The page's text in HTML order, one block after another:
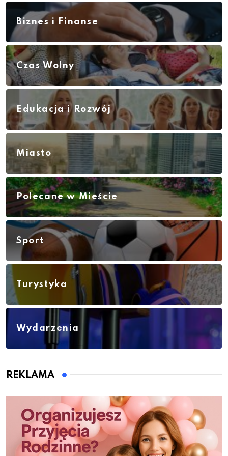
Biznes i Finanse
Czas Wolny
Edukacja i Rozwój
Miasto
Polecane w Mieście
Sport
Turystyka
Wydarzenia
REKLAMA